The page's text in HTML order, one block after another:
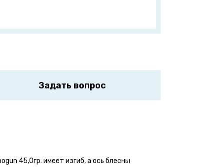
Задать вопрос
45,0гр. имеет изгиб, а ось блесны